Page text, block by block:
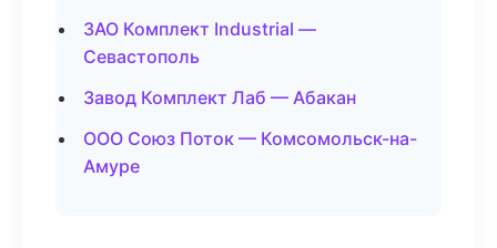
ЗАО Комплект Industrial —
Севастополь
Завод Комплект Лаб — Абакан
ООО Союз Поток — Комсомольск-на-
Амуре